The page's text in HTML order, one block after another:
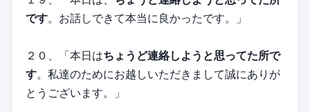
です。お話しできて本当に良かったです。」
２０、「本日はちょうど連絡しようと思ってた所で
す。私達のためにお越しいただきまして誠にありが
とうございます。」